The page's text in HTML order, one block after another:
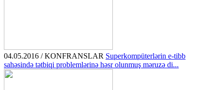
04.05.2016 / KONFRANSLAR Superkompüterlərin e-tibb
sahəsində tətbiqi problemlərinə həsr olunmuş məruzə di...